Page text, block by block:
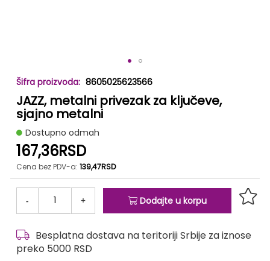
8605025623566
JAZZ, metalni privezak za ključeve,
sjajno metalni
Dostupno odmah
167,36RSD
Cena bez PDV-a: 139,47RSD
- + Dodajte u korpu
Besplatna dostava na teritoriji Srbije za iznose
preko 5000 RSD
Skip
to
the
beginning
of
the
images
gallery